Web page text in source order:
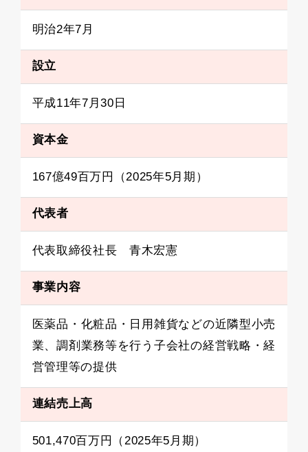
明治2年7月
設立
平成11年7月30日
資本金
167億49百万円（2025年5月期）
代表者
代表取締役社長 青木宏憲
事業内容
医薬品・化粧品・日用雑貨などの近隣型小売
業、調剤業務等を行う子会社の経営戦略・経
営管理等の提供
連結売上高
501,470百万円（2025年5月期）